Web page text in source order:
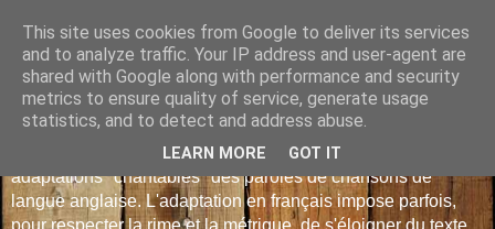
Les Monophonies de
Polyphrène
Versions françaises inédites : déjà plus de 510 traductions -
adaptations "chantables" des paroles de chansons de
langue anglaise. L'adaptation en français impose parfois,
pour respecter la rime et la métrique, de s'éloigner du texte
This site uses cookies from Google to deliver its services
and to analyze traffic. Your IP address and user-agent are
shared with Google along with performance and security
metrics to ensure quality of service, generate usage
statistics, and to detect and address abuse.
LEARN MORE GOT IT